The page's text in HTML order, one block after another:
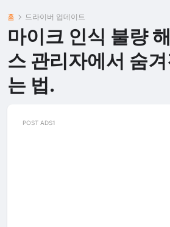
홈 드라이버 업데이트
마이크 인식 불량
스 관리자에서 숨
는 법.
POST ADS1